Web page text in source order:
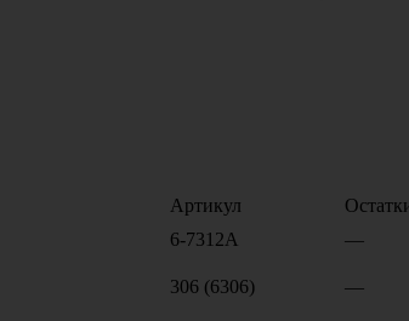
Артикул
6-7312А —
306 (6306) —